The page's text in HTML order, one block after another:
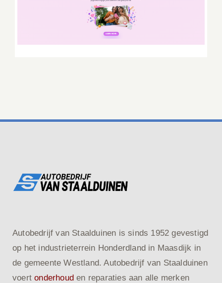
Autobedrijf van Staalduinen is sinds 1952 gevestigd
op het industrieterrein Honderdland in Maasdijk in
de gemeente Westland. Autobedrijf van Staalduinen
voertonderhoud en reparaties aan alle merken